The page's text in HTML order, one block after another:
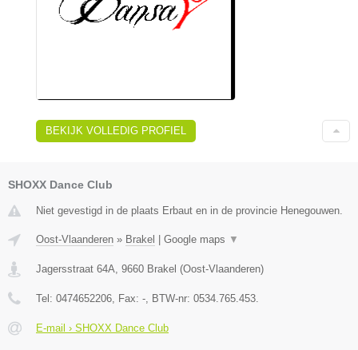
BEKIJK VOLLEDIG PROFIEL
SHOXX Dance Club
Niet gevestigd in de plaats Erbaut en in de provincie Henegouwen.
Oost-Vlaanderen » Brakel | Google maps ▼
Jagersstraat 64A 9660 Brakel (Oost-Vlaanderen)
Tel: 0474652206 , Fax: - , BTW-nr: 0534.765.453.
E-mail › SHOXX Dance Club